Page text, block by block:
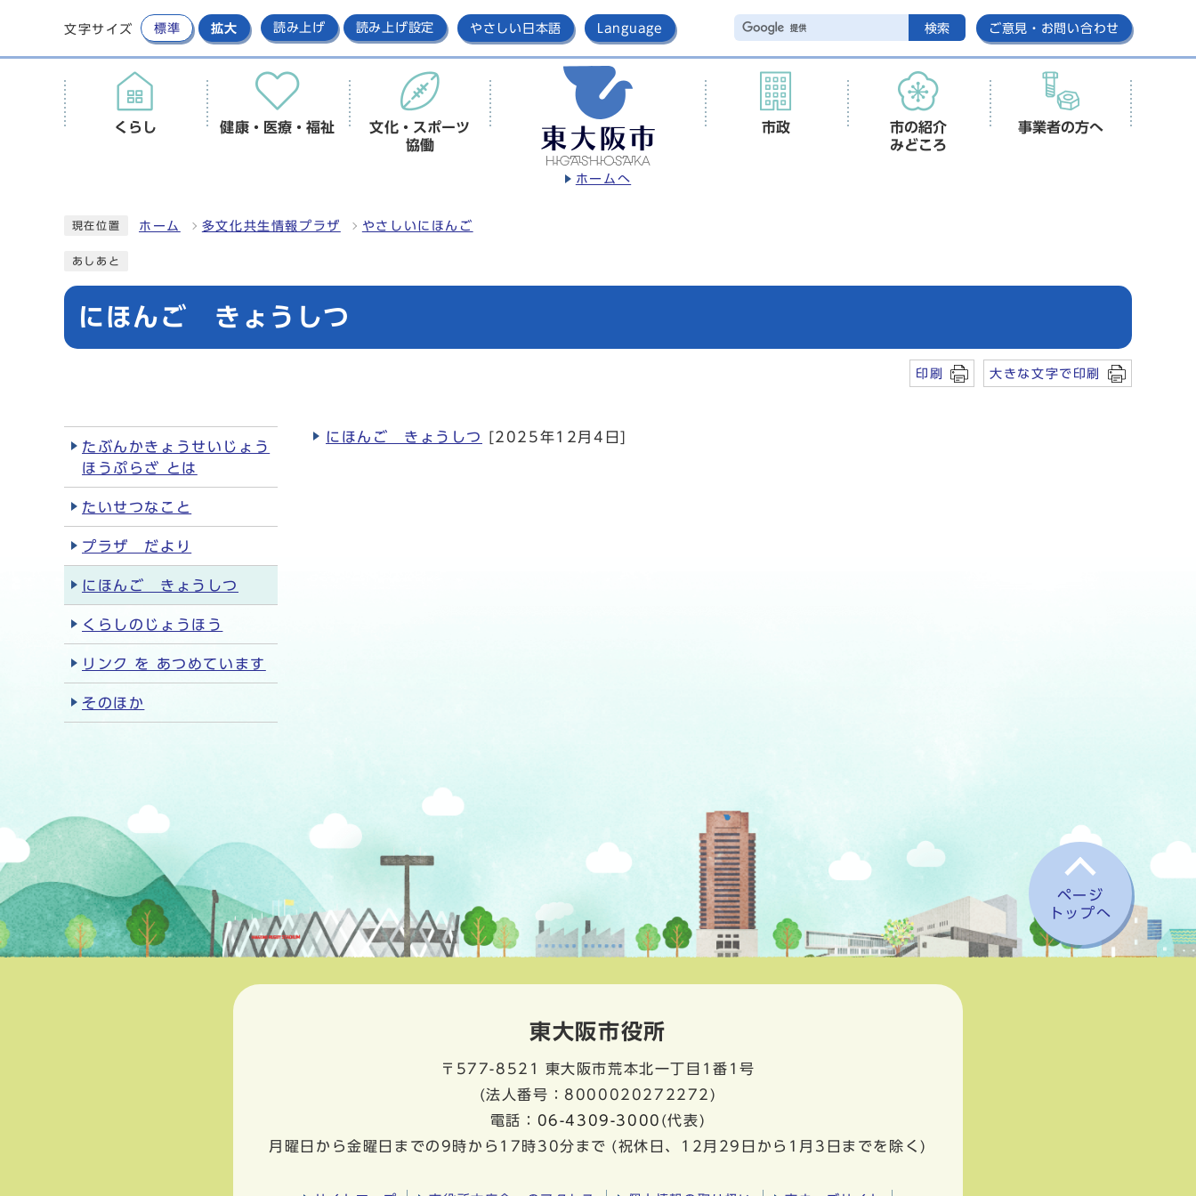
文字サイズ 標準 拡大 読み上げ 読み上げ設定 やさしい日本語 Language 検索 ご意見・お問い合わせ
ホームへ
くらし 健康・医療・福祉
文化・スポーツ
協働
市政
市の紹介
みどころ
事業者の方へ
現在位置 ホーム 多文化共生情報プラザ やさしいにほんご
あしあと
にほんご きょうしつ
印刷 大きな文字で印刷
にほんご きょうしつ [2025年12月4日]
たぶんかきょうせいじょう
ほうぷらざ とは
たいせつなこと
プラザ だより
にほんご きょうしつ
くらしのじょうほう
リンク を あつめています
そのほか
ページ
トップへ
東大阪市役所
〒577-8521
東大阪市荒本北一丁目1番1号
(法人番号：8000020272272)
電話： 06-4309-3000 (代表)
月曜日から金曜日までの9時から17時30分まで (祝休日、12月29日から1月3日までを除く)